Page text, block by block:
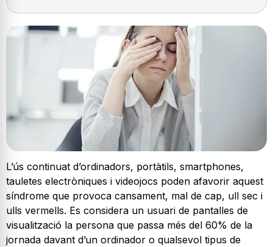
L’ús continuat d’ordinadors, portàtils, smartphones,
tauletes electròniques i videojocs poden afavorir aquest
síndrome que provoca cansament, mal de cap, ull sec i
ulls vermells. Es considera un usuari de pantalles de
visualització la persona que passa més del 60% de la
jornada davant d’un ordinador o qualsevol tipus de